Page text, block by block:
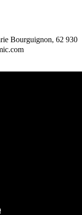
Bourguignon, 62 930